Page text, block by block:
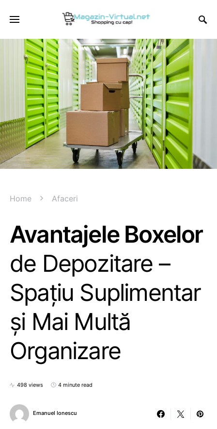
Home Afaceri
Avantajele Boxelor
de Depozitare –
Spațiu Suplimentar
și Mai Multă
Organizare
498 views 4 minute read
Emanuel Ionescu